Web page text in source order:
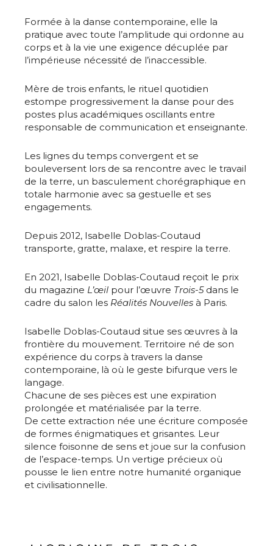
Formée à la danse contemporaine, elle la
pratique avec toute l’amplitude qui ordonne au
corps et à la vie une exigence décuplée par
l’impérieuse nécessité de l’inaccessible.
Mère de trois enfants, le rituel quotidien
estompe progressivement la danse pour des
postes plus académiques oscillants entre
responsable de communication et enseignante.
Les lignes du temps convergent et se
bouleversent lors de sa rencontre avec le travail
de la terre, un basculement chorégraphique en
totale harmonie avec sa gestuelle et ses
engagements.
Depuis 2012, Isabelle Doblas-Coutaud
transporte, gratte, malaxe, et respire la terre.
En 2021, Isabelle Doblas-Coutaud reçoit le prix
du magazine L’œil pour l’œuvre Trois-5dans le
cadre du salon les Réalités Nouvelles à Paris.
Isabelle Doblas-Coutaud situe ses œuvres à la
frontière du mouvement. Territoire né de son
expérience du corps à travers la danse
contemporaine, là où le geste bifurque vers le
langage.
Chacune de ses pièces est une expiration
prolongée et matérialisée par la terre.
De cette extraction née une écriture composée
de formes énigmatiques et grisantes. Leur
silence foisonne de sens et joue sur la confusion
de l’espace-temps. Un vertige précieux où
pousse le lien entre notre humanité organique
et civilisationnelle.